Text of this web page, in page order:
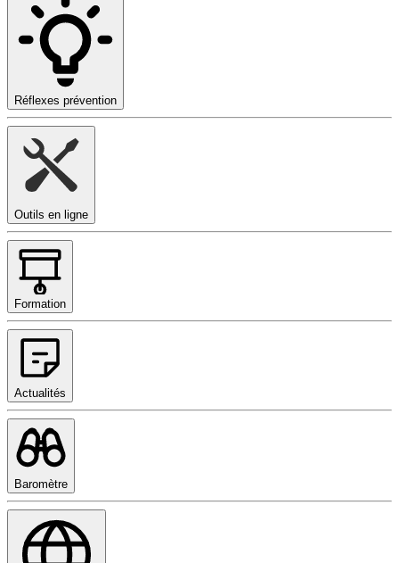
Réflexes prévention
Outils en ligne
Formation
Actualités
Baromètre